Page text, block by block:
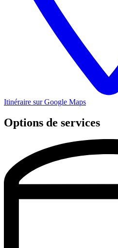
Itinéraire sur Google Maps
Options de services